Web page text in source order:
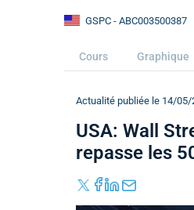
GSPC - ABC003500387
Cours Graphique
Actualité publiée le 14/05/
USA: Wall
repasse les